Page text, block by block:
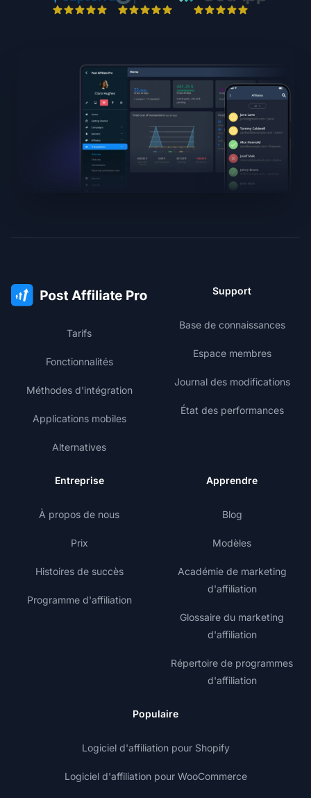
Tarifs
Fonctionnalités
Méthodes d'intégration
Applications mobiles
Alternatives
Support
Base de connaissances
Espace membres
Journal des modifications
État des performances
Entreprise
À propos de nous
Prix
Histoires de succès
Programme d'affiliation
Apprendre
Blog
Modèles
Académie de marketing
d'affiliation
Glossaire du marketing
d'affiliation
Répertoire de programmes
d'affiliation
Populaire
Logiciel d'affiliation pour Shopify
Logiciel d'affiliation pour WooCommerce